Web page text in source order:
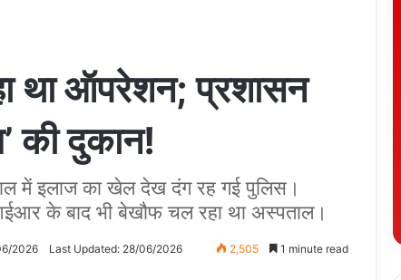
था ऑपरेशन; प्रशासन
की दुकान!
में इलाज का खेल देख दंग रह गई पुलिस।
के बाद भी बेखौफ चल रहा था अस्पताल।
2026 Last Updated: 28/06/2026 2,505 1 minute read